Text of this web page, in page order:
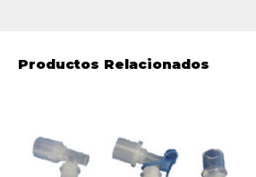
Productos Relacionados